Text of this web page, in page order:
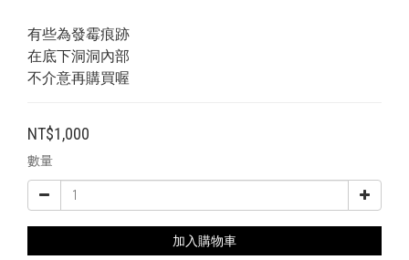
有些為發霉痕跡
在底下洞洞內部
不介意再購買喔
NT$1,000
數量
加入購物車